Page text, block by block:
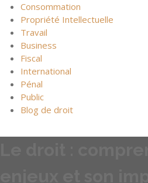
Consommation
Propriété Intellectuelle
Travail
Business
Fiscal
International
Pénal
Public
Blog de droit